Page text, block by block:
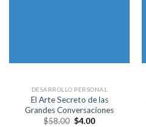
DESARROLLO PERSONAL
El Arte Secreto de las
Grandes Conversaciones
$58.00 Original
$4.00Current